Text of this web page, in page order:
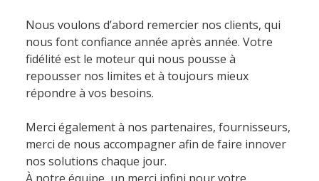
Nous voulons d’abord remercier nos clients, qui
nous font confiance année après année. Votre
fidélité est le moteur qui nous pousse à
repousser nos limites et à toujours mieux
répondre à vos besoins.
Merci également à nos partenaires, fournisseurs,
merci de nous accompagner afin de faire innover
nos solutions chaque jour.